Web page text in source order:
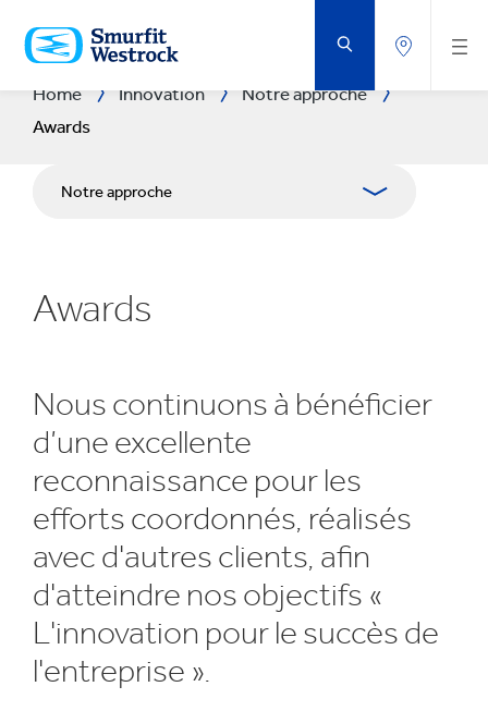
AU
CONTENU
PRINCIPAL
Home Innovation
Notre approche
Awards
Notre approche
Centres R&D
Outils
Success Stories
Awards
Nous continuons à bénéficier
d’une excellente
reconnaissance pour les
efforts coordonnés, réalisés
avec d'autres clients, afin
d'atteindre nos objectifs «
L'innovation pour le succès de
l'entreprise ».